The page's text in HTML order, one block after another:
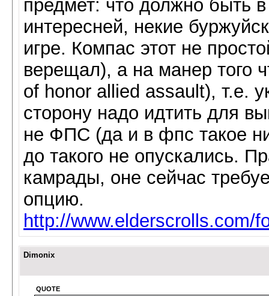
предмет: что должно быть
интересней, некие
игре. Компас этот не
верещал), а на манер того
of honor allied assault), т.е.
сторону надо идтить для
не ФПС (да и в фпс такое
до такого не опускались.
камрады, оне сейчас
опцию.
http://www.elderscrolls.com/
Dimonix
QUOTE